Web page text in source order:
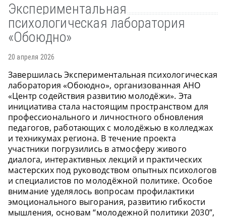
Экспериментальная
психологическая лаборатория
«Обоюдно»
20 апреля 2026
Завершилась Экспериментальная психологическая
лаборатория «Обоюдно», организованная АНО
«Центр содействия развитию молодёжи». Эта
инициатива стала настоящим пространством для
профессионального и личностного обновления
педагогов, работающих с молодёжью в колледжах
и техникумах региона. В течение проекта
участники погрузились в атмосферу живого
диалога, интерактивных лекций и практических
мастерских под руководством опытных психологов
и специалистов по молодёжной политике. Особое
внимание уделялось вопросам профилактики
эмоционального выгорания, развитию гибкости
мышления, основам “молодежной политики 2030”,